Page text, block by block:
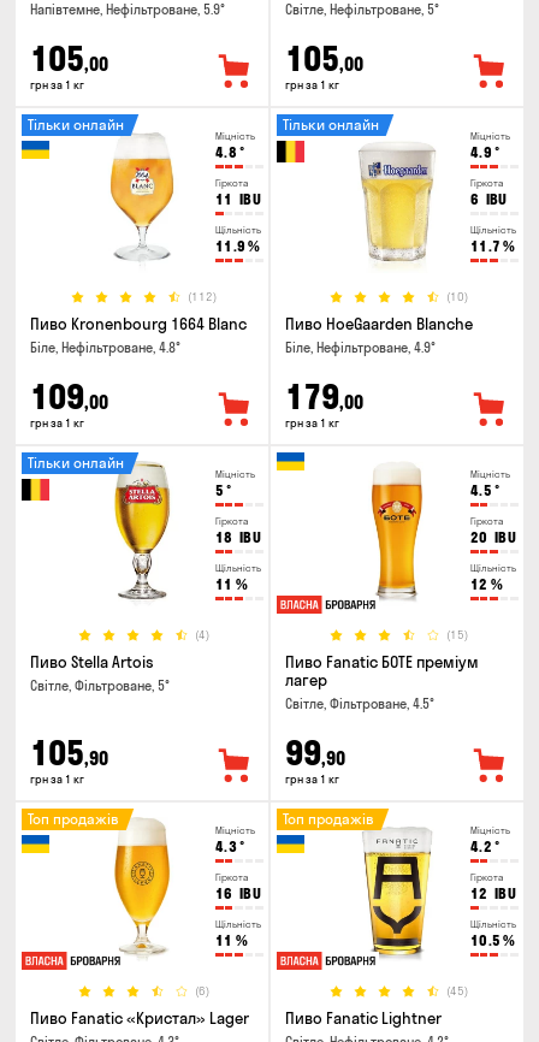
Напівтемне, Нефільтроване, 5.9°
105,00
грн за 1 кг
Світле, Нефільтроване, 5°
105,00
грн за 1 кг
Міцність
4.8 °
Гіркота
11 IBU
Щільність
11.9 %
(112)
Тільки онлайн
Пиво Kronenbourg 1664 Blanc
Біле, Нефільтроване, 4.8°
109,00
грн за 1 кг
Міцність
4.9 °
Гіркота
6 IBU
Щільність
11.7 %
(10)
Тільки онлайн
Пиво HoeGaarden Blanche
Біле, Нефільтроване, 4.9°
179,00
грн за 1 кг
Міцність
5 °
Гіркота
18 IBU
Щільність
11 %
(4)
Тільки онлайн
Пиво Stella Artois
Світле, Фільтроване, 5°
105,90
грн за 1 кг
Міцність
4.5 °
Гіркота
20 IBU
Щільність
12 %
(15)
Пиво Fanatic БОТЕ преміум
лагер
Світле, Фільтроване, 4.5°
99,90
грн за 1 кг
Міцність
4.3°
Гіркота
16 IBU
Щільність
11 %
(6)
Топ продажів
Пиво Fanatic «Кристал» Lager
Міцність
4.2 °
Гіркота
12 IBU
Щільність
10.5 %
(45)
Топ продажів
Пиво Fanatic Lightner